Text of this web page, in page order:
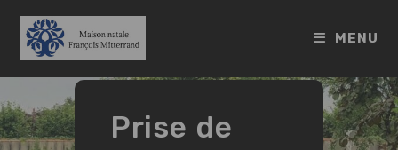
content
MENU
Prise de